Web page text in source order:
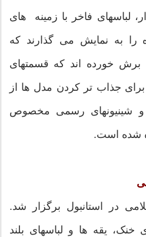
لباسهای فاخر با زمینه های
را به نمایش می گذارند که
برش خورده اند که قسمتهای
برای جذاب تر کردن مدل ها از
و شینیونهای رسمی مخصوص
شده است.
در استانبول برگزار شد.
خنک، یقه ها و لباسهای بلند